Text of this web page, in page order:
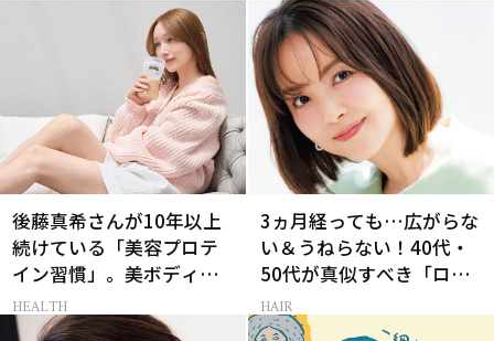
後藤真希さんが10年以上
続けている「美容プロテ
イン習慣」。美ボディを
支える朝ルーティンと
は？
HEALTH
3ヵ月経っても…広がらな
い＆うねらない！40代・
50代が真似すべき「ロー
レイヤーボブ」
HAIR